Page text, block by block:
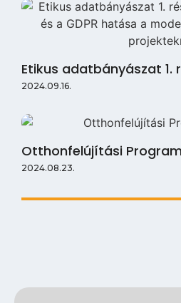
Etikus adatbányászat 1.
2024.09.16.
Otthonfelújítási
2024.08.23.